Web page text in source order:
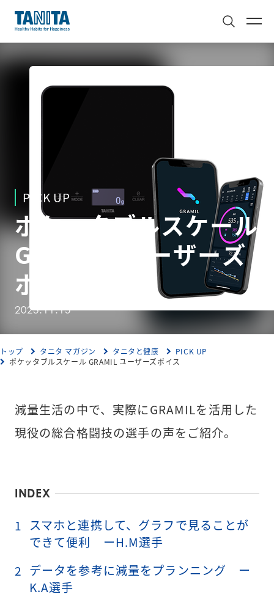
PICK UP
ポケッタブルスケール
GRAMIL  ユーザーズ
ボイス
2023.11.15
トップ タニタ マガジン タニタと健康
PICK UP
ポケッタブルスケール GRAMIL ユーザーズボイス
減量生活の中で、実際にGRAMILを活用した
現役の総合格闘技の選手の声をご紹介。
INDEX
1 スマホと連携して、グラフで見ることが
できて便利 ーH.M選手
2 データを参考に減量をプランニング ー
K.A選手